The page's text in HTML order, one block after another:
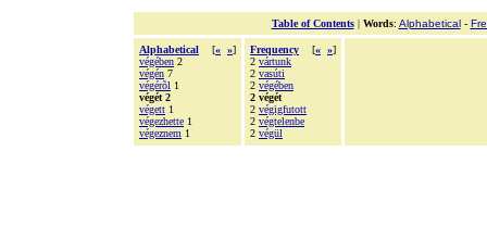
Table of Contents| Words: Alphabetical-
Alphabetical [« »]
végében 2
végén 7
végérõl 1
végét 2
végett 1
végezhette 1
végeznem 1
Frequency [« »]
2 vártunk
2 vasúti
2 végében
2 végét
2 végigfutott
2 végtelenbe
2 végül